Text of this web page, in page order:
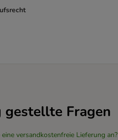
gestellte Fragen
eine versandkostenfreie Lieferung an?